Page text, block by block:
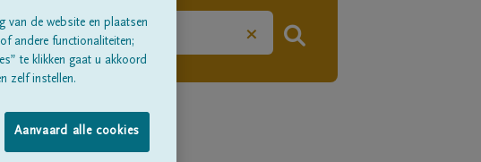
×
van de website en plaatsen
andere functionaliteiten;
te klikken gaat u akkoord
zelf instellen.
Aanvaard alle cookies